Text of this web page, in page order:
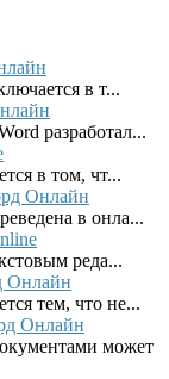
в т...
разработал...
в том, чт...
Онлайн
в онла...
реда...
Онлайн
тем, что не...
Онлайн
может